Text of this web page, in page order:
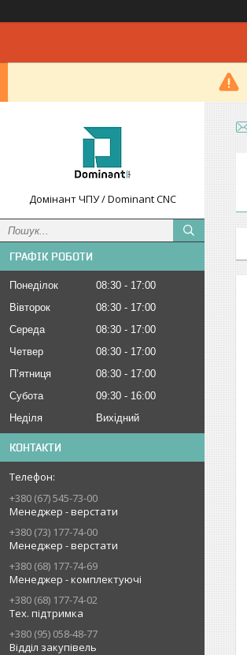
Домінант ЧПУ / Dominant CNC
ГРАФІК РОБОТИ
Понеділок 08:30
17:00
Вівторок
08:30
17:00
Середа
08:30
17:00
Четвер
08:30
17:00
Пʼятниця
08:30
17:00
Субота
09:30
16:00
Неділя
Вихідний
КОНТАКТИ
+380 (67) 545-73-00
Менеджер - верстати
+380 (73) 177-74-00
Менеджер - верстати
+380 (68) 177-74-69
Менеджер - комплектуючі
+380 (68) 177-74-02
Тех. підтримка
+380 (95) 058-48-77
Відділ закупівель